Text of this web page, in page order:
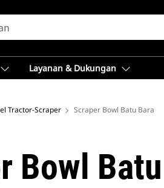
Layanan & Dukungan
Tractor-Scraper Scraper Bowl Batu Bara
Bowl